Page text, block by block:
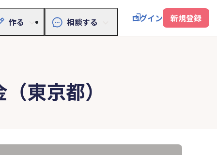
作る 相談する ログイン 新規登録
東京都）